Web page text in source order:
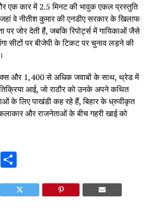
एक कार में 2.5 मिनट की भावुक एकल प्रस्तुति
वे नीतीश कुमार की एनडीए सरकार के खिलाफ
पर जोर देती हैं, जबकि रिपोर्ट्स में गायिकाओं जैसे
सीटों पर बीजेपी के टिकट पर चुनाव लड़ने की
और 1,400 से अधिक जवाबों के साथ, थ्रेड में
आई, जो राठौर को उनके अपने कथित
के लिए पाखंडी कह रहे हैं, बिहार के ध्रुवीकृत
और राजनेताओं के बीच गहरी खाई को
Share